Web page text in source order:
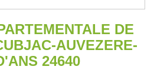
DE
AUVEZERE-
24640